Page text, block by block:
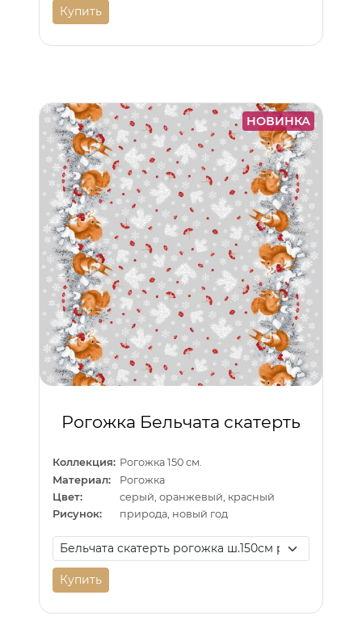
Купить
НОВИНКА
Рогожка Бельчата скатерть
Коллекция: Рогожка 150 см.
Материал:
Рогожка
Цвет:
серый, оранжевый, красный
Рисунок:
природа, новый год
Купить